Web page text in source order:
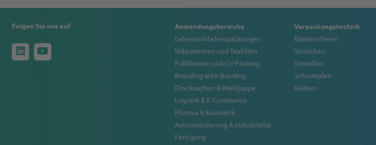
Folgen Sie uns auf
Anwendungsbereiche
Lebensmittelverpackungen
Wäschereien und Textilien
Fulfillment und Co-Packing
Branding with Banding
Drucksachen & Wellpappe
Logistik & E-Commerce
Pharma & Kosmetik
Automatisierung & industrielle
Fertigung
Verpackungstechnik
Banderolieren
Stretchen
Umreifen
Schrumpfen
Kleben